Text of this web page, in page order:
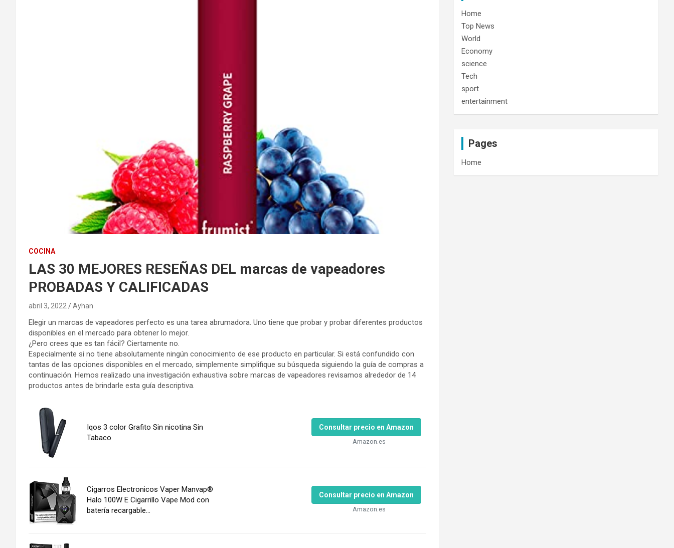
COCINA
LAS 30 MEJORES RESEÑAS DEL marcas de vapeadores
PROBADAS Y CALIFICADAS
abril 3, 2022 Ayhan
Elegir un marcas de vapeadores perfecto es una tarea abrumadora. Uno tiene que probar y probar diferentes productos
disponibles en el mercado para obtener lo mejor.
¿Pero crees que es tan fácil? Ciertamente no.
Especialmente si no tiene absolutamente ningún conocimiento de ese producto en particular. Si está confundido con
tantas de las opciones disponibles en el mercado, simplemente simplifique su búsqueda siguiendo la guía de compras a
continuación. Hemos realizado una investigación exhaustiva sobre marcas de vapeadores revisamos alrededor de 14
productos antes de brindarle esta guía descriptiva.
Iqos 3 color Grafito Sin nicotina Sin
Tabaco
Consultar precio en Amazon
Amazon.es
Cigarros Electronicos Vaper Manvap®
Halo 100W E Cigarrillo Vape Mod con
batería recargable...
Consultar precio en Amazon
Amazon.es
Home
Top News
World
Economy
science
Tech
sport
entertainment
Pages
Home